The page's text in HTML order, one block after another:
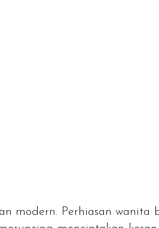
modern. Perhiasan